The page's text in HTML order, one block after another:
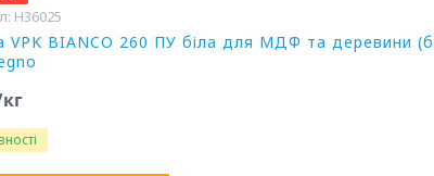
H36025
VPK BIANCO 260 ПУ біла для МДФ та деревини